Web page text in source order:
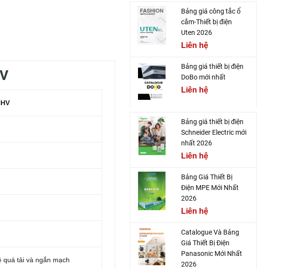
quá tải và ngắn mạch
Bảng giá công tắc ổ
cắm-Thiết bị điện
Uten 2026
Liên hệ
Bảng giá thiết bị điện
DoBo mới nhất
Liên hệ
Bảng giá thiết bị điện
Schneider Electric mới
nhất 2026
Liên hệ
Bảng Giá Thiết Bị
Điện MPE Mới Nhất
2026
Liên hệ
Catalogue Và Bảng
Giá Thiết Bị Điện
Panasonic Mới Nhất
2026